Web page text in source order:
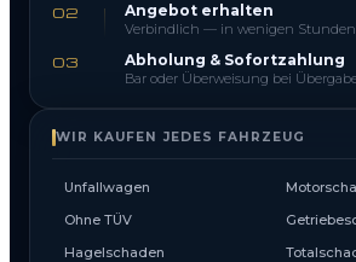
02 Angebot erhalten
Verbindlich — in wenigen Stunden
03 Abholung & Sofortzahlung
Bar oder Überweisung bei
WIR KAUFEN JEDES FAHRZEUG
Unfallwagen
Ohne TÜV
Hagelschaden